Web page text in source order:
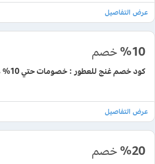
%10خصم
كود خصم غنج للعطور : خصومات حتي 10% علي مجموعة المسك
%20خصم